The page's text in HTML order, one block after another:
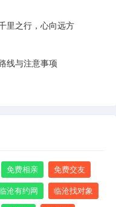
里之行，心向远方
线与注意事项
免费相亲 免费交友
沧有约网 临沧找对象